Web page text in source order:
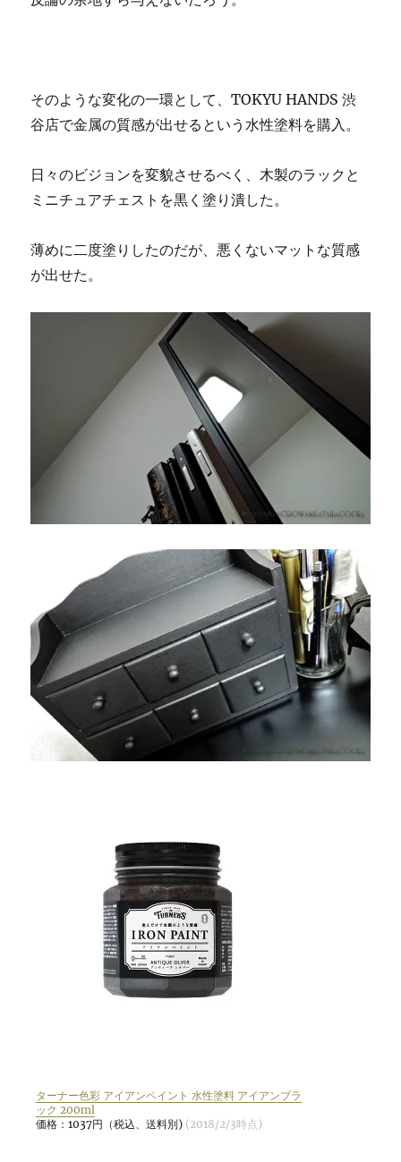
そのような変化の一環として、TOKYU HANDS 渋
谷店で金属の質感が出せるという水性塗料を購入。
日々のビジョンを変貌させるべく、木製のラックと
ミニチュアチェストを黒く塗り潰した。
薄めに二度塗りしたのだが、悪くないマットな質感
が出せた。
ターナー色彩 アイアンペイント 水性塗料 アイアンブラ
ック 200ml
価格：1037円（税込、送料別) (2018/2/3時点)